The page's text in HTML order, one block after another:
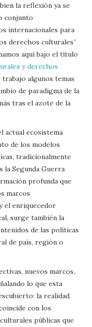
la reflexión ya se
conjunto
internacionales para
derechos culturales”
aquí bajo el título
y derechos
trabajo algunos temas
de paradigma de la
tras el azote de la
actual ecosistema
de los modelos
tradicionalmente
la Segunda Guerra
profunda que
marcos
el enriquecedor
surge también la
de las políticas
de país, región o
nuevos marcos,
lo que esta
la realidad
con los
públicas que